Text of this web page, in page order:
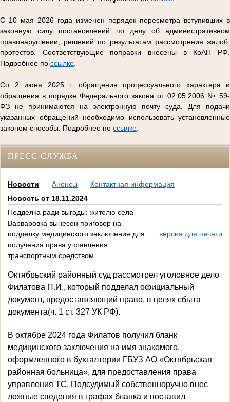
С 10 мая 2026 года изменен порядок пересмотра вступивших в
законную силу постановлений по делу об административном
правонарушении, решений по результатам рассмотрения жалоб,
протестов. Соответствующие поправки внесены в КоАП РФ.
Подробнее по ссылке
Со 2 июня 2025 г. обращения процессуального характера и
обращения в порядке Федерального закона от 02.05.2006 № 59-
ФЗ не принимаются на электронную почту суда. Для подачи
указанных обращений необходимо использовать установленные
законом способы. Подробнее по ссылке
ПРЕСС-СЛУЖБА
Новости Анонсы
Контактная информация
Новость от 18.11.2024
Подделка ради выгоды: жителю села
Варваровка вынесен приговор на
подделку медицинского заключения для
получения права управления
транспортным средством
версия для печати
Октябрьский районный суд рассмотрел уголовное дело
Филатова П.И., который подделал официальный
документ, предоставляющий право, в целях сбыта
документа(ч. 1 ст. 327 УК РФ).
В октябре 2024 года Филатов получил бланк
медицинского заключения на имя знакомого,
оформленного в бухгалтерии ГБУЗ АО «Октябрьская
районная больница», для предоставления права
управления ТС. Подсудимый собственноручно внес
ложные сведения в графах бланка и поставил